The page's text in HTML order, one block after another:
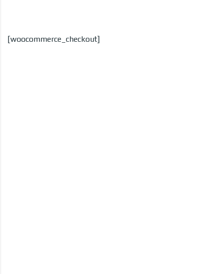
[woocommerce_checkout]